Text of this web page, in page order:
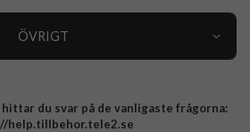
ÖVRIGT
du svar på de vanligaste frågorna:
help.tillbehor.tele2.se